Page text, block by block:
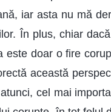
iar asta nu mă
În plus, chiar
este doar o fire
această
cel mai